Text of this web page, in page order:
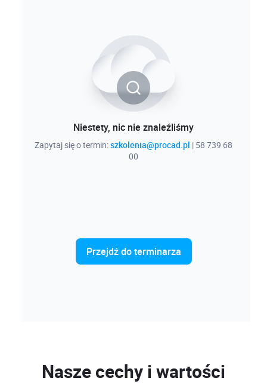
Niestety, nic nie znaleźliśmy
Zapytaj się o termin:szkolenia@procad.pl | 58 739 68
00
Przejdź do terminarza
Nasze cechy i wartości